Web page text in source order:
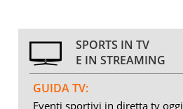
SPORTS IN TV
E IN STREAMING
GUIDA TV:
Eventi sportivi in diretta tv oggi